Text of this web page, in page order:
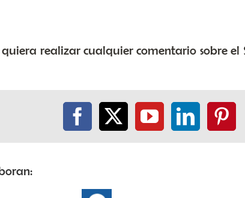
realizar cualquier comentario sobre